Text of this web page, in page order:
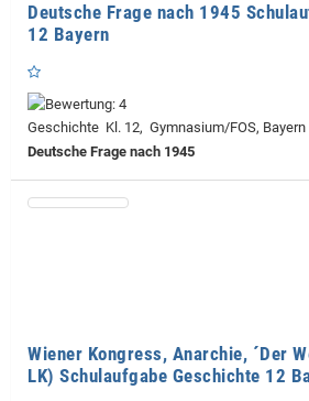
Deutsche Frage nach 1945
12 Bayern
Geschichte Kl. 12, Gymnasium/FOS, Bayern
Deutsche Frage nach 1945
Wiener Kongress, Anarchie, ´Der
LK) Schulaufgabe Geschichte 12